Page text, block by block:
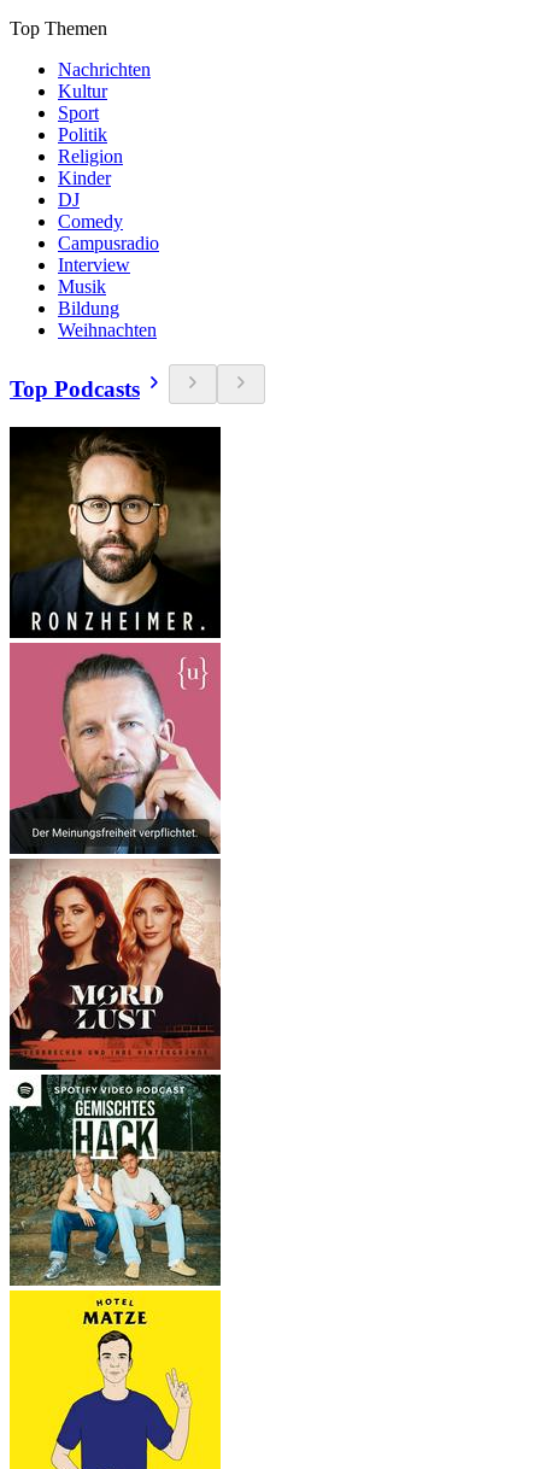
Top Themen
Nachrichten
Kultur
Sport
Politik
Religion
Kinder
DJ
Comedy
Campusradio
Interview
Musik
Bildung
Weihnachten
Top Podcasts